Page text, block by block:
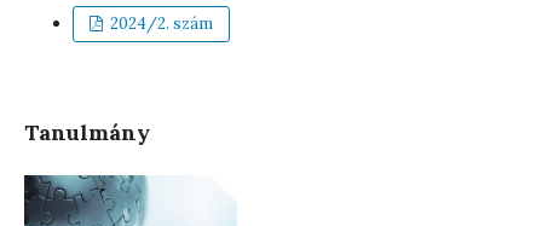
2024/2. szám
Tanulmány